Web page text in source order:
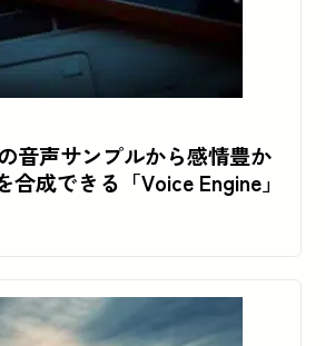
音声サンプルから感情豊か
合成できる「Voice Engine」